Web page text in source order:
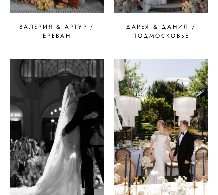
ВАЛЕРИЯ & АРТУР /
ЕРЕВАН
ДАРЬЯ & ДАНИЛ /
ПОДМОСКОВЬЕ